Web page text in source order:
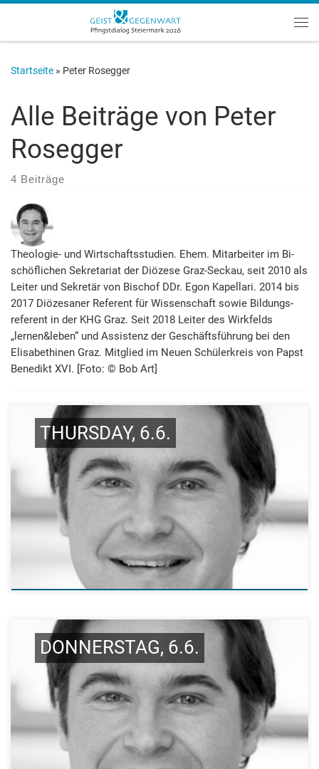
Zum Inhalt springen
Startseite » Peter Rosegger
Alle Beiträge von Peter
Rosegger
4 Beiträge
Theologie- und Wirtschaftsstudien. Ehem. Mitarbeiter im Bi­
schöf­lichen Sekretariat der Diözese Graz-Seckau, seit 2010 als
Leiter und Sekretär von Bischof DDr. Egon Kapellari. 2014 bis
2017 Diözesaner Referent für Wissen­schaft sowie Bil­dungs­
referent in der KHG Graz. Seit 2018 Leiter des Wirkfelds
„lernen&leben“ und Assistenz der Ge­schäfts­führung bei den
Elisabethinen Graz. Mit­glied im Neuen Schüler­kreis von Papst
Benedikt XVI. [Foto: © Bob Art]
THURSDAY, 6.6.
DONNERSTAG, 6.6.